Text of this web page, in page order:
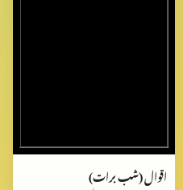
اقوال (شب برات)